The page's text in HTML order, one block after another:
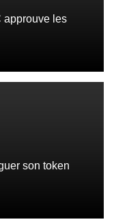
approuve les
son token